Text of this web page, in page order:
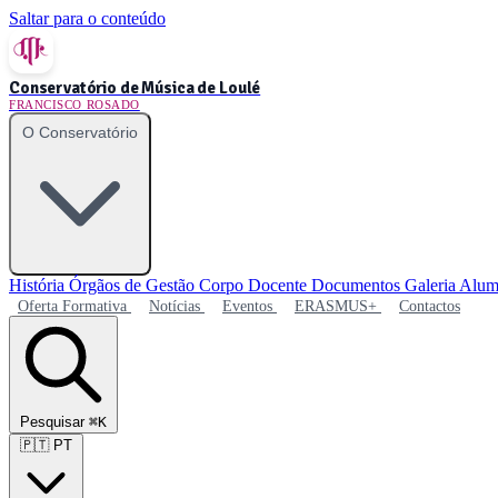
Saltar para o conteúdo
Conservatório de Música de Loulé
FRANCISCO ROSADO
O Conservatório
História Órgãos de Gestão Corpo Docente Documentos Galeria
Oferta Formativa Notícias Eventos ERASMUS+ Contactos
Pesquisar ⌘K
🇵🇹 PT